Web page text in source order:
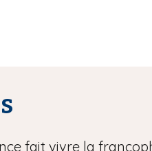
fait vivre la